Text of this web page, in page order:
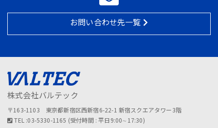
お問い合わせ先一覧
株式会社バルテック
〒163-1103 東京都新宿区西新宿6-22-1 新宿スクエアタワー3階
TEL :03-5330-1165 (受付時間 : 平日9:00∼17:30)